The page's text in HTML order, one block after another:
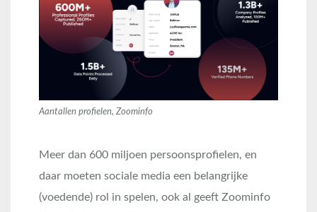
Aantallen profielen, Zoominfo
Meer dan 600 miljoen persoonsprofielen, en
daar moeten sociale media een belangrijke
(voedende) rol in spelen, ook al geeft Zoominfo